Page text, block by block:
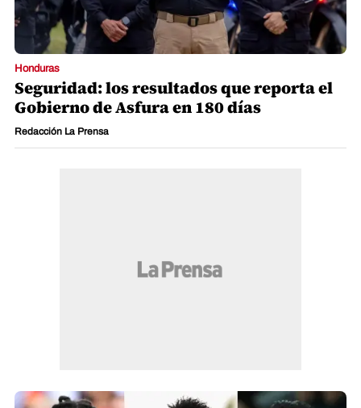
Honduras
Seguridad: los resultados que reporta el
Gobierno de Asfura en 180 días
Redacción La Prensa